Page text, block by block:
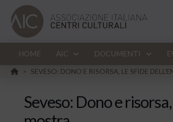
HOME AIC DOCUMENTI
HOME
> SEVESO: DONO E RISORSA, LE SFIDE
Seveso: Dono e